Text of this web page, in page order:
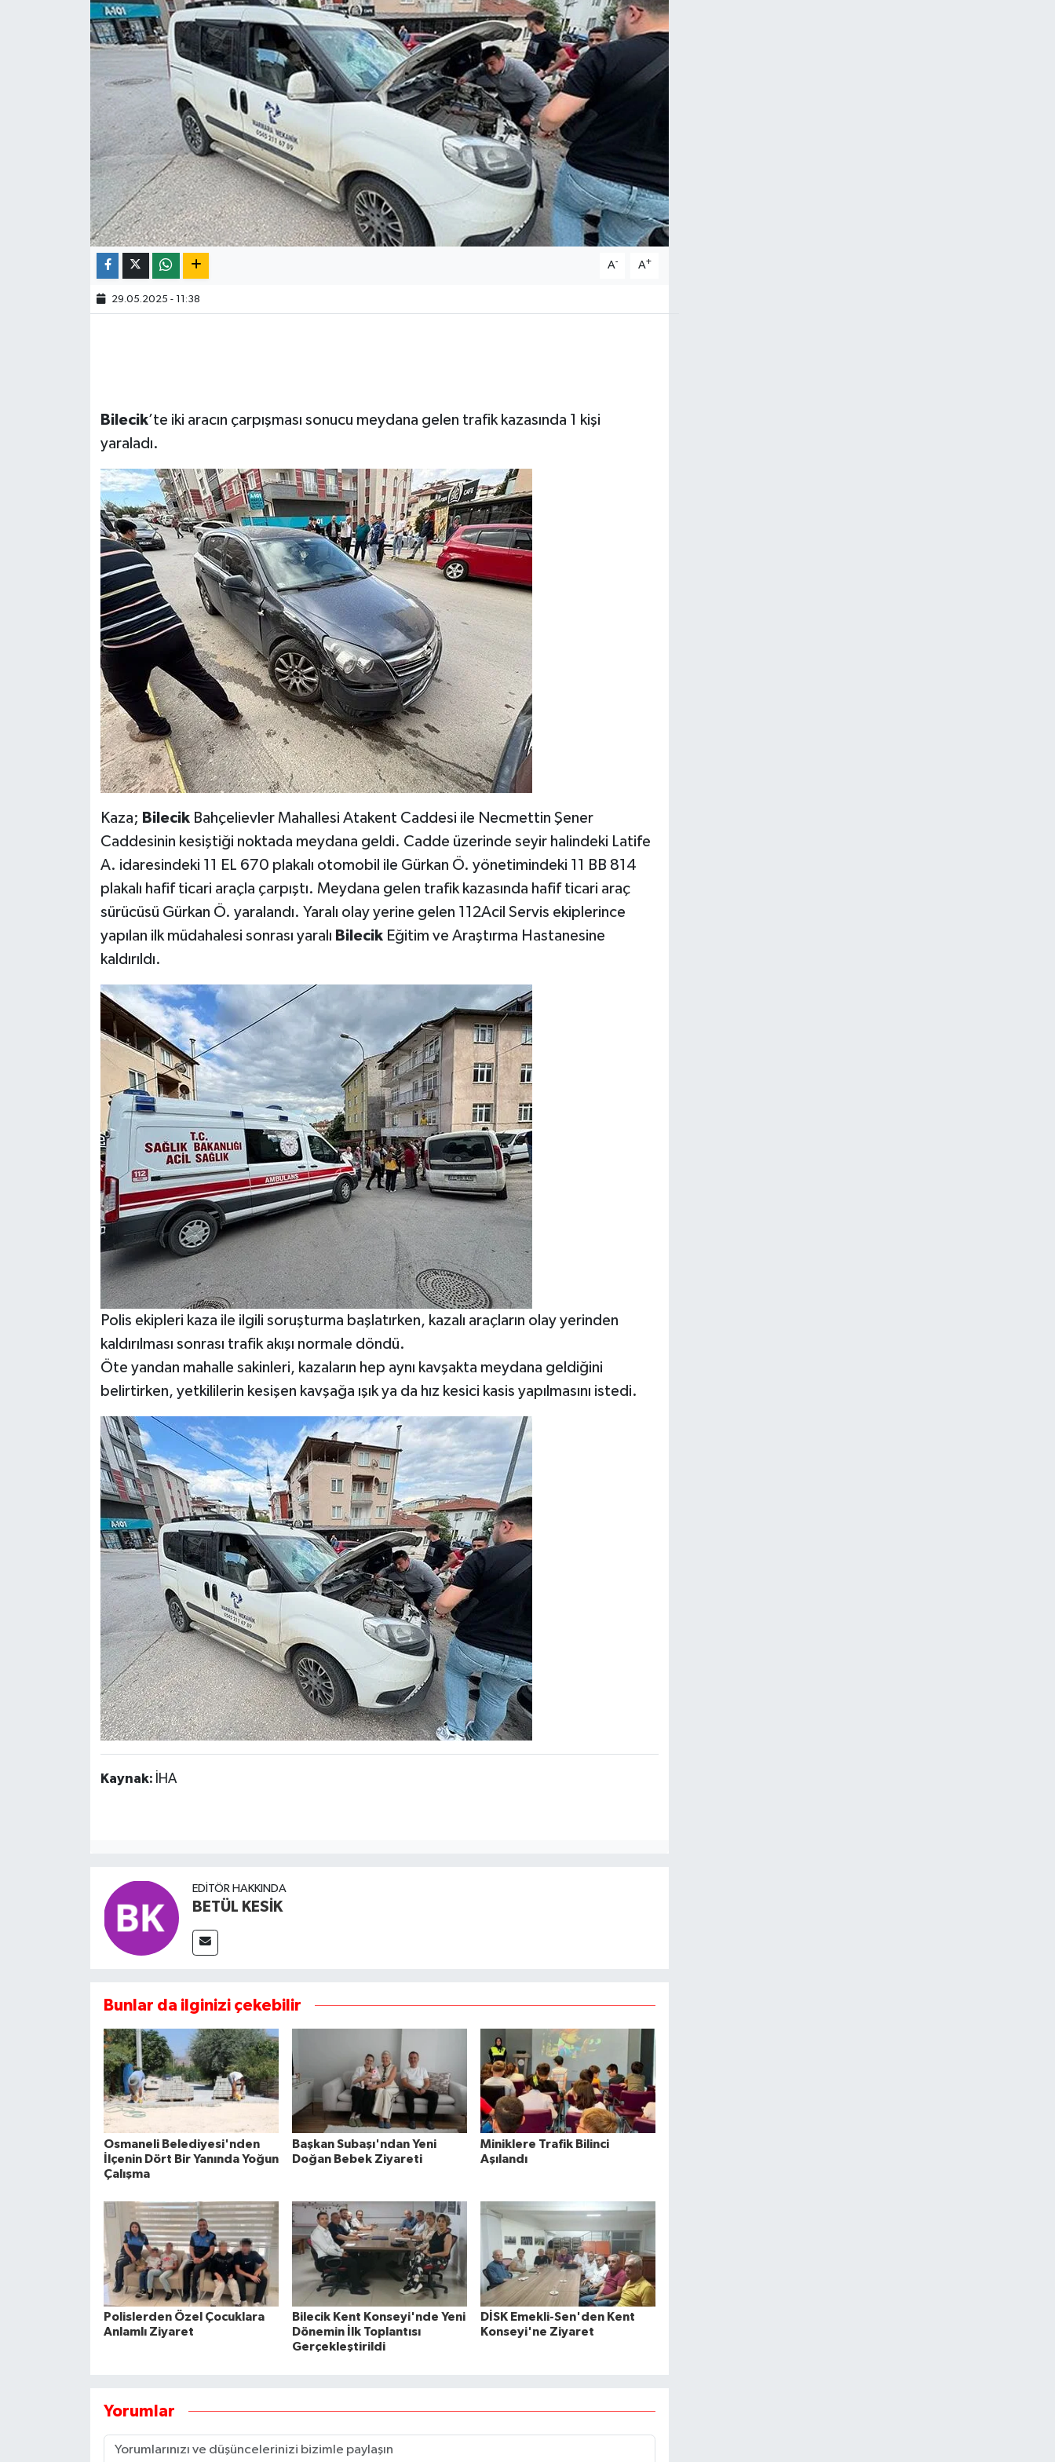
A- A+
29.05.2025 - 11:38
Bilecik’te iki aracın çarpışması sonucu meydana gelen trafik kazasında 1 kişi
yaraladı.
Kaza; BilecikBahçelievler Mahallesi Atakent Caddesi ile Necmettin Şener
Caddesinin kesiştiği noktada meydana geldi. Cadde üzerinde seyir halindeki Latife
A. idaresindeki 11 EL 670 plakalı otomobil ile Gürkan Ö. yönetimindeki 11 BB 814
plakalı hafif ticari araçla çarpıştı. Meydana gelen trafik kazasında hafif ticari araç
sürücüsü Gürkan Ö. yaralandı. Yaralı olay yerine gelen 112Acil Servis ekiplerince
yapılan ilk müdahalesi sonrası yaralı BilecikEğitim ve Araştırma Hastanesine
kaldırıldı.
Polis ekipleri kaza ile ilgili soruşturma başlatırken, kazalı araçların olay yerinden
kaldırılması sonrası trafik akışı normale döndü.
Öte yandan mahalle sakinleri, kazaların hep aynı kavşakta meydana geldiğini
belirtirken, yetkililerin kesişen kavşağa ışık ya da hız kesici kasis yapılmasını istedi.
Kaynak: İHA
EDITÖR HAKKINDA
BETÜL KESİK
Bunlar da ilginizi çekebilir
Osmaneli Belediyesi'nden
İlçenin Dört Bir Yanında Yoğun
Çalışma
Başkan Subaşı'ndan Yeni
Doğan Bebek Ziyareti
Miniklere Trafik Bilinci
Aşılandı
Polislerden Özel Çocuklara
Anlamlı Ziyaret
Bilecik Kent Konseyi'nde Yeni
Dönemin İlk Toplantısı
Gerçekleştirildi
DİSK Emekli-Sen'den Kent
Konseyi'ne Ziyaret
Yorumlar